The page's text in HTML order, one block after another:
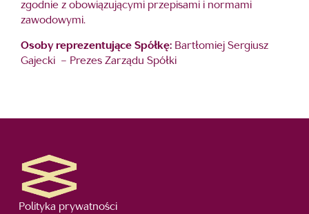
zgodnie z obowiązującymi przepisami i normami
zawodowymi.
Osoby reprezentujące Spółkę: Bartłomiej Sergiusz
Gajecki – Prezes Zarządu Spółki
Polityka prywatności